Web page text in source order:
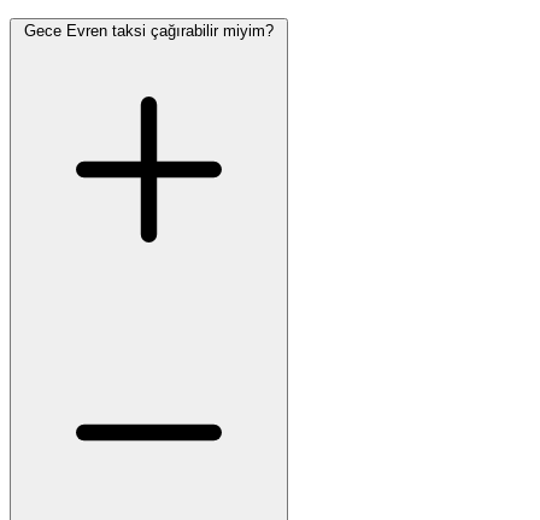
Gece Evren taksi çağırabilir miyim?